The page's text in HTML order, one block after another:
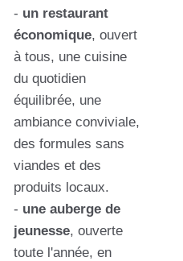
- un restaurant
économique, ouvert
à tous, une cuisine
du quotidien
équilibrée, une
ambiance conviviale,
des formules sans
viandes et des
produits locaux.
- une auberge de
jeunesse, ouverte
toute l'année, en